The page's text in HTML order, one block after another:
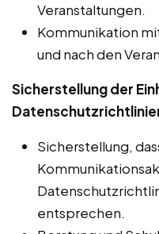
Veranstaltungen.
Kommunikation
und nach den
Sicherstellung der
Sicherstellung,
entsprechen.